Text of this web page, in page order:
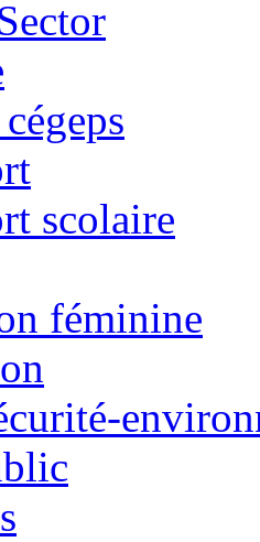
scolaire
féminine